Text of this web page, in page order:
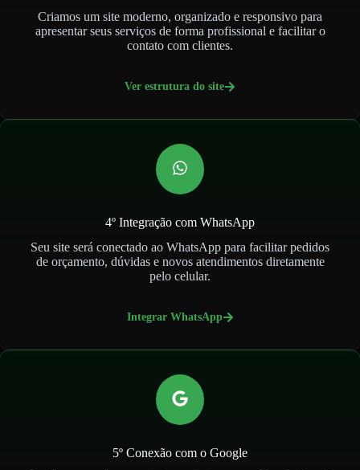
Criamos um site moderno, organizado e responsivo para
apresentar seus serviços de forma profissional e facilitar o
contato com clientes.
Ver estrutura do site
4º Integração com WhatsApp
Seu site será conectado ao WhatsApp para facilitar pedidos
de orçamento, dúvidas e novos atendimentos diretamente
pelo celular.
Integrar WhatsApp
5º Conexão com o Google